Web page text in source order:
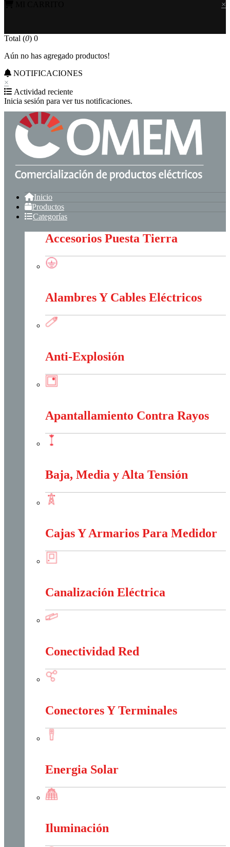
×
Total (0) 0
Aún no has agregado productos!
NOTIFICACIONES
×
Actividad reciente
Inicia sesión para ver tus notificaciones.
Inicio
Productos
Categorías
Accesorios Puesta Tierra
Alambres Y Cables Eléctricos
Anti-Explosión
Apantallamiento Contra Rayos
Baja, Media y Alta Tensión
Cajas Y Armarios Para Medidor
Canalización Eléctrica
Conectividad Red
Conectores Y Terminales
Energia Solar
Iluminación